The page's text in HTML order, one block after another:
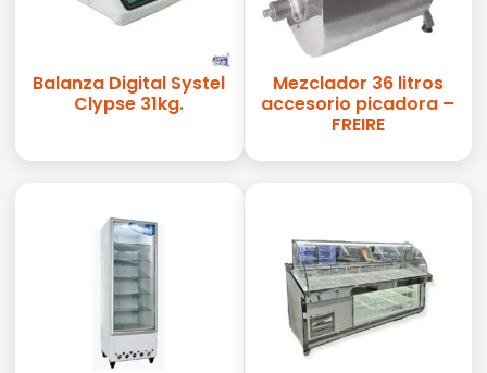
Balanza Digital Systel
Clypse 31kg.
Mezclador 36 litros
accesorio picadora –
FREIRE